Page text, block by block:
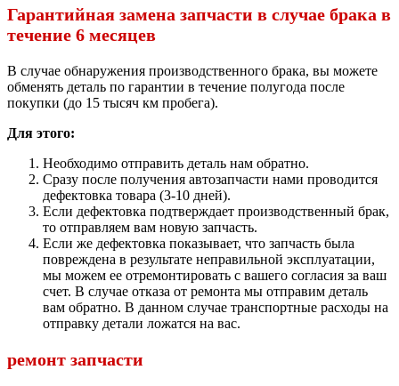
Гарантийная замена запчасти в случае брака в
течение 6 месяцев
В случае обнаружения производственного брака, вы можете
обменять деталь по гарантии в течение полугода после
покупки (до 15 тысяч км пробега).
Для этого:
Необходимо отправить деталь нам обратно.
Сразу после получения автозапчасти нами проводится
дефектовка товара (3-10 дней).
Если дефектовка подтверждает производственный брак,
то отправляем вам новую запчасть.
Если же дефектовка показывает, что запчасть была
повреждена в результате неправильной эксплуатации,
мы можем ее отремонтировать с вашего согласия за ваш
счет. В случае отказа от ремонта мы отправим деталь
вам обратно. В данном случае транспортные расходы на
отправку детали ложатся на вас.
ремонт запчасти